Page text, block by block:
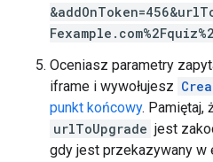
Oceniasz parametry
iframe i wywołujesz
punkt końcowy. Pamiętaj,
urlToUpgrade jest
gdy jest przekazywany w